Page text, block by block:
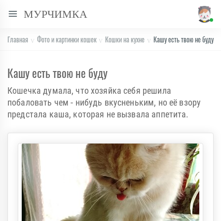
МУРЧИМКА
Главная Фото и картинки кошек Кошки на кухне Кашу есть твою не буду
Кашу есть твою не буду
Кошечка думала, что хозяйка себя решила
побаловать чем - нибудь вкусненьким, но её взору
предстала каша, которая не вызвала аппетита.